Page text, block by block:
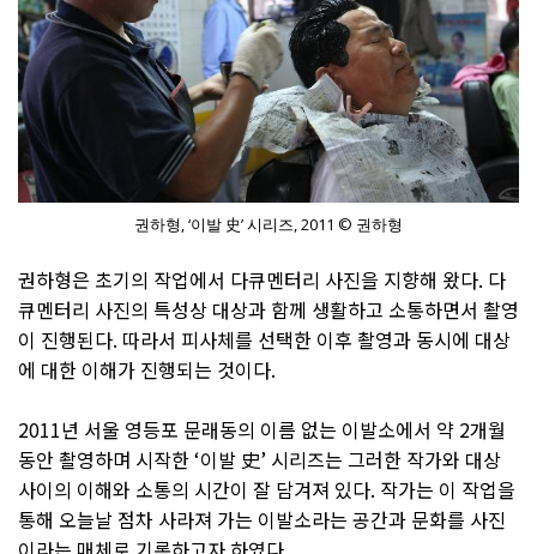
권하형, ‘이발 史’ 시리즈, 2011 © 권하형
권하형은 초기의 작업에서 다큐멘터리 사진을 지향해 왔다. 다
큐멘터리 사진의 특성상 대상과 함께 생활하고 소통하면서 촬영
이 진행된다. 따라서 피사체를 선택한 이후 촬영과 동시에 대상
에 대한 이해가 진행되는 것이다.
2011년 서울 영등포 문래동의 이름 없는 이발소에서 약 2개월
동안 촬영하며 시작한 ‘이발 史’ 시리즈는 그러한 작가와 대상
사이의 이해와 소통의 시간이 잘 담겨져 있다. 작가는 이 작업을
통해 오늘날 점차 사라져 가는 이발소라는 공간과 문화를 사진